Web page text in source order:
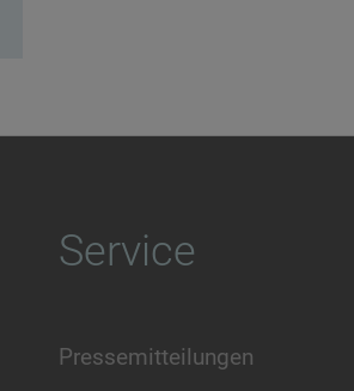
Service
Pressemitteilungen